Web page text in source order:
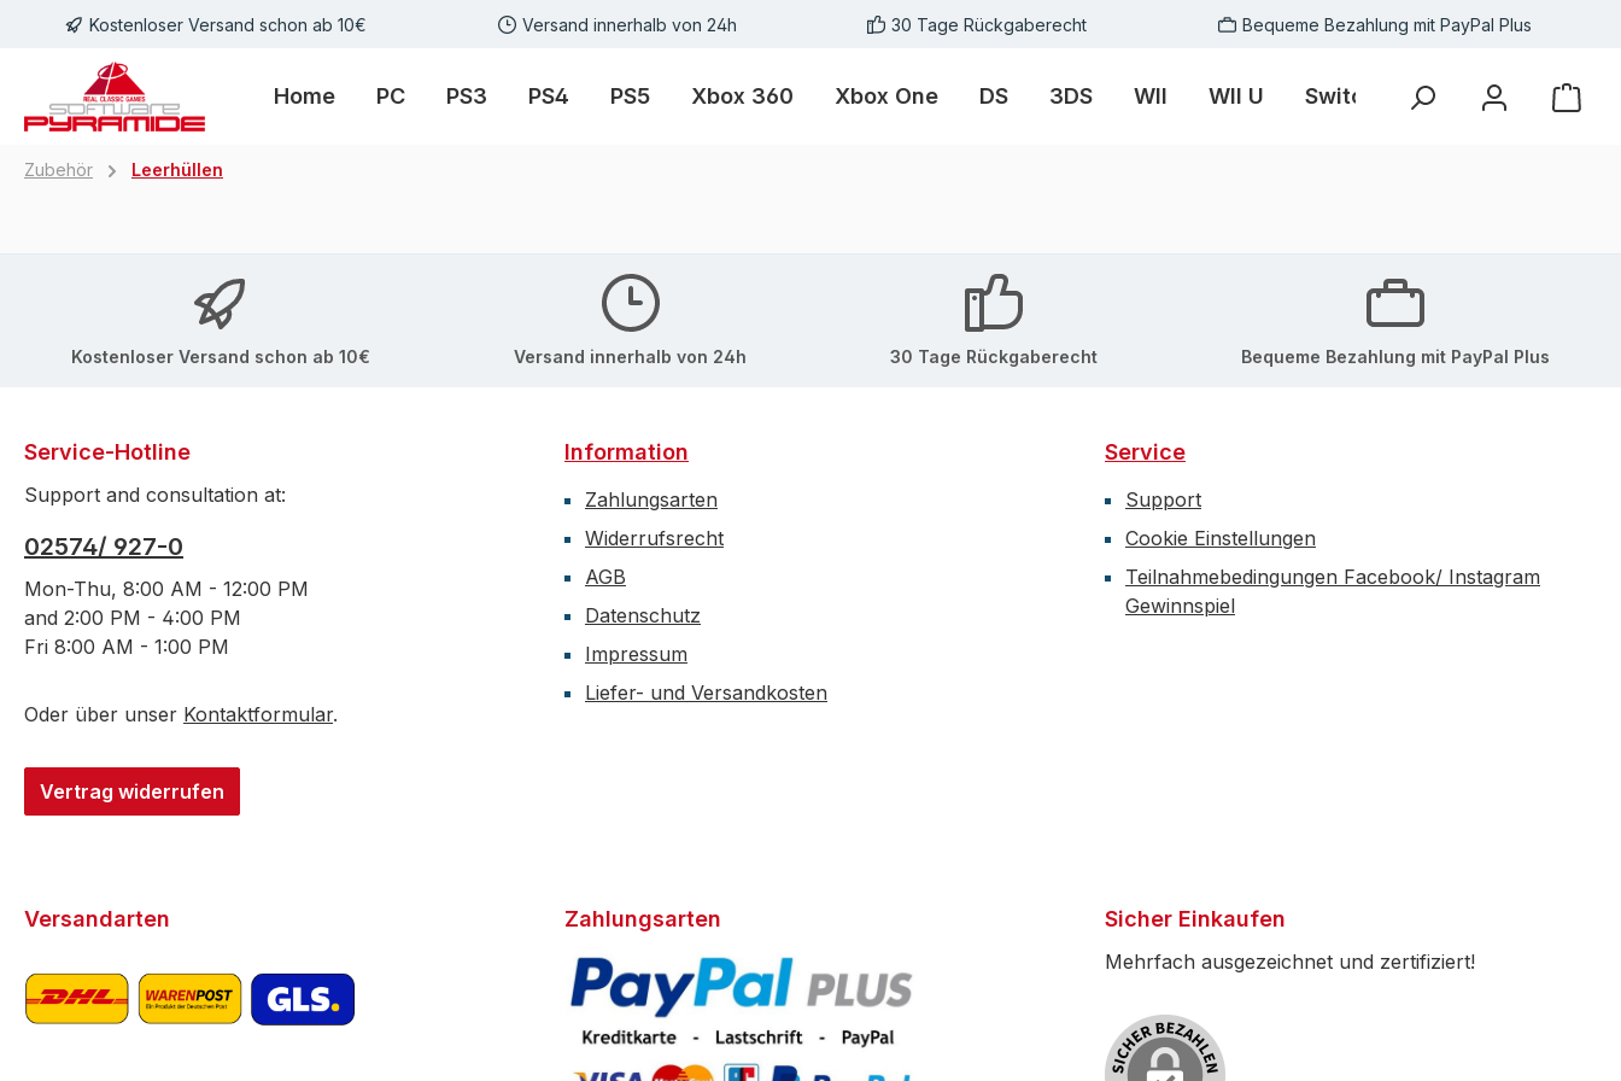
Hauptinhalt springen
Zur Suche springen
Zur Hauptnavigation springen
Kostenloser Versand schon ab 10€ Versand innerhalb von 24h 30 Tage Rückgaberecht Bequeme Bezahlung mit PayPal Plus
Home PC PS3 PS4 PS5 Xbox 360 Xbox One DS 3DS WII WII U Switch Skins Zubehör
Zubehör Leerhüllen
Kostenloser Versand schon ab 10€ Versand innerhalb von 24h 30 Tage Rückgaberecht Bequeme Bezahlung mit PayPal Plus
Service-Hotline
Support and consultation at:
02574/ 927-0
Mon-Thu, 8:00 AM - 12:00 PM
and 2:00 PM - 4:00 PM
Fri 8:00 AM - 1:00 PM
Oder über unser Kontaktformular.
Vertrag widerrufen
Information
Zahlungsarten
Widerrufsrecht
AGB
Datenschutz
Impressum
Liefer- und Versandkosten
Service
Support
Cookie Einstellungen
Teilnahmebedingungen Facebook/ Instagram
Gewinnspiel
Versandarten Zahlungsarten Sicher Einkaufen
Mehrfach ausgezeichnet und zertifiziert!